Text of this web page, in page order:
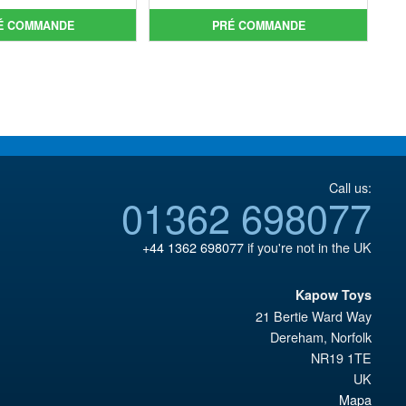
initial
était :
prix
actuel
COMMANDE
initial
était :
prix
actuel
PRÉ COMMANDE
Call us:
01362 698077
+44 1362 698077if you're not in the UK
Kapow Toys
21 Bertie Ward Way
Dereham, Norfolk
NR19 1TE
UK
Mapa